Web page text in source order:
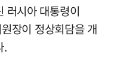
러시아 대통령이
장이 정상회담을 개
.